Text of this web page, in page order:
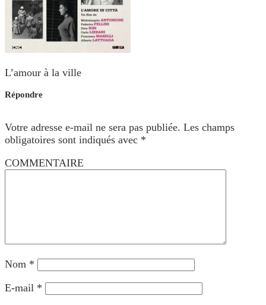
L’amour à la ville
Répondre
Votre adresse e-mail ne sera pas publiée. Les champs
obligatoires sont indiqués avec *
COMMENTAIRE
Nom *
E-mail *